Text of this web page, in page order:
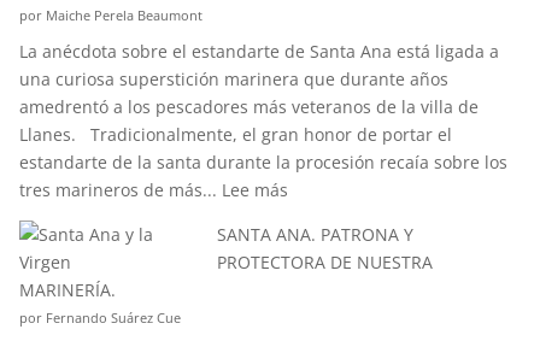
EFECTO
“CORIOLIS”?
por Maiche Perela Beaumont
La anécdota sobre el estandarte de Santa Ana está ligada a
una curiosa superstición marinera que durante años
amedrentó a los pescadores más veteranos de la villa de
Llanes. Tradicionalmente, el gran honor de portar el
estandarte de la santa durante la procesión recaía sobre los
tres marineros de más... Lee más:
LA
ANÉCDOTA
SANTA ANA. PATRONA Y
PROTECTORA DE NUESTRA
MARINERÍA.
por Fernando Suárez Cue